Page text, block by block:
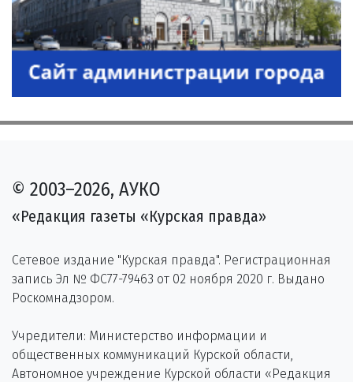
© 2003–2026, АУКО
«Редакция газеты «Курская правда»
Сетевое издание "Курская правда". Регистрационная
запись Эл № ФС77-79463 от 02 ноября 2020 г. Выдано
Роскомнадзором.
Учредители: Министерство информации и
общественных коммуникаций Курской области,
Автономное учреждение Курской области «Редакция